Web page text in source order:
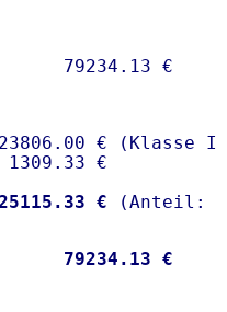
€ (Klasse I)
€
€
79234.13 €